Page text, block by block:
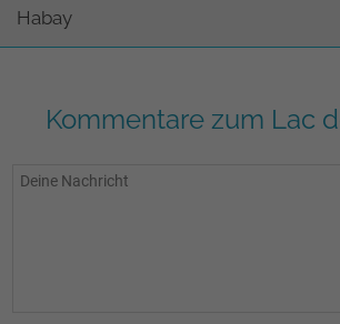
Habay
Kommentare zum Lac